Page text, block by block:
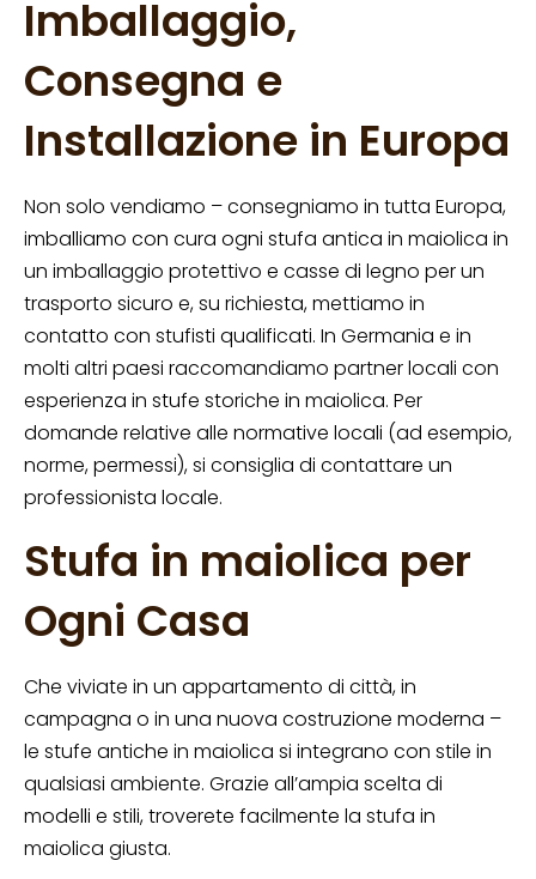
Imballaggio,
Consegna e
Installazione in Europa
Non solo vendiamo – consegniamo in tutta Europa,
imballiamo con cura ogni stufa antica in maiolica in
un imballaggio protettivo e casse di legno per un
trasporto sicuro e, su richiesta, mettiamo in
contatto con stufisti qualificati. In Germania e in
molti altri paesi raccomandiamo partner locali con
esperienza in stufe storiche in maiolica. Per
domande relative alle normative locali (ad esempio,
norme, permessi), si consiglia di contattare un
professionista locale.
Stufa in maiolica per
Ogni Casa
Che viviate in un appartamento di città, in
campagna o in una nuova costruzione moderna –
le stufe antiche in maiolica si integrano con stile in
qualsiasi ambiente. Grazie all’ampia scelta di
modelli e stili, troverete facilmente la stufa in
maiolica giusta.